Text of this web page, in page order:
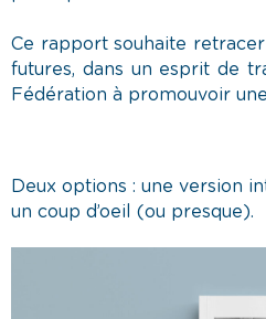
Ce rapport souhaite
futures, dans un esprit de
Fédération à promouvoir
Deux options : une version
un coup d’oeil (ou presque).